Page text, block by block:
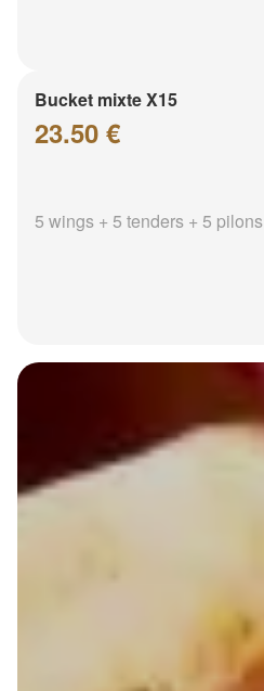
Bucket mixte X15
23.50 €
5 wings + 5 tenders + 5 pilons